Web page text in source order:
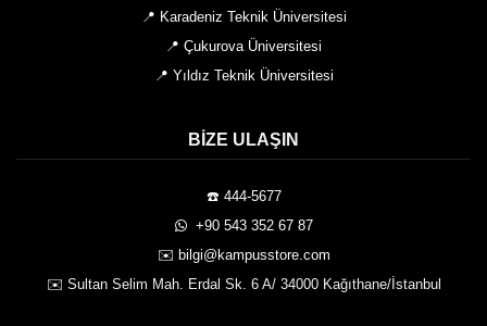
📍 Karadeniz Teknik Üniversitesi
📍 Çukurova Üniversitesi
📍 Yıldız Teknik Üniversitesi
BIZE ULAŞIN
☎️ 444-5677
️ +90 543 352 67 87
✉️ bilgi@kampusstore.com
✉️ Sultan Selim Mah. Erdal Sk. 6 A/ 34000 Kağıthane/İstanbul